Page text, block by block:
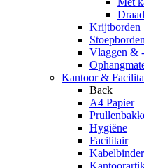
Krijtborden
Stoepborden
Vlaggen &
Kantoor &
Back
A4 Papier
Hygiëne
Facilitair